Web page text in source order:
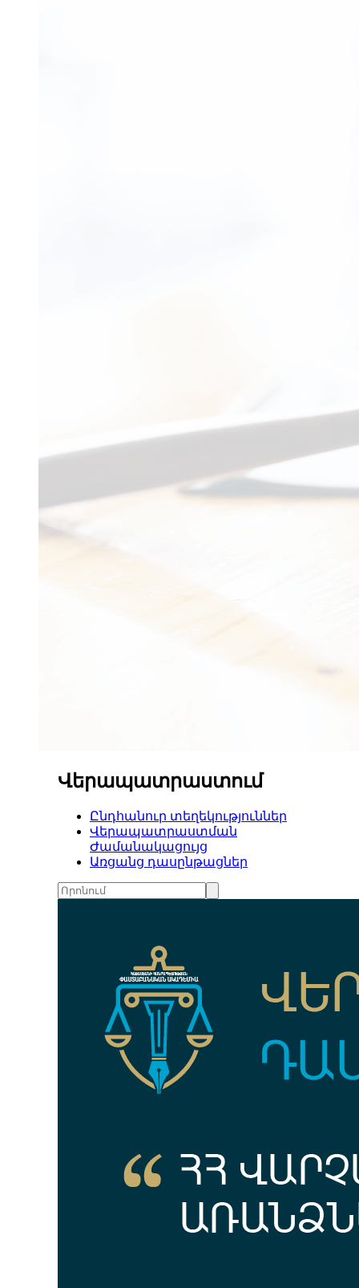
Վերապատրաստում
Ընդհանուր տեղեկություններ
Վերապատրաստման
Ժամանակացույց
Առցանց դասընթացներ